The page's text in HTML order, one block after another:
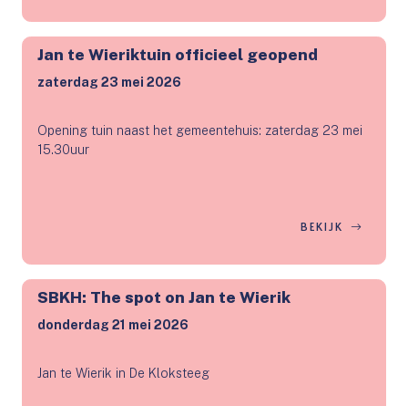
Jan te Wieriktuin officieel geopend
zaterdag 23 mei 2026
Opening tuin naast het gemeentehuis: zaterdag 23 mei
15.30uur
BEKIJK
SBKH: The spot on Jan te Wierik
donderdag 21 mei 2026
Jan te Wierik in De Kloksteeg